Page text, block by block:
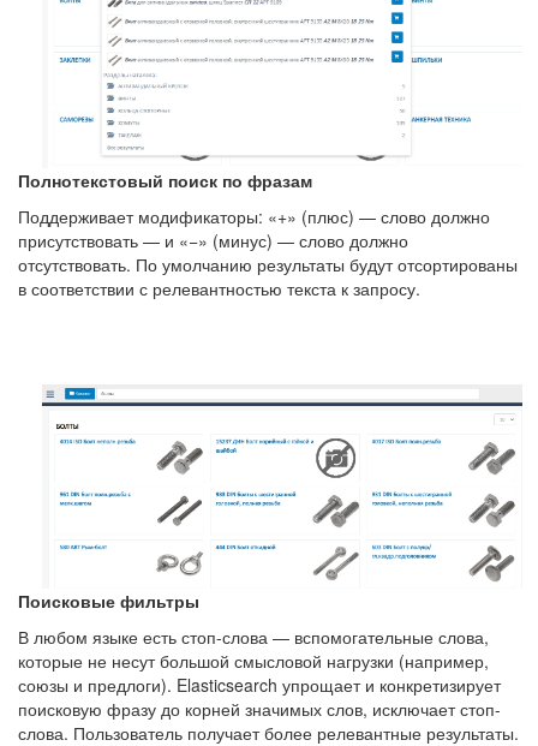
Полнотекстовый поиск по фразам
Поддерживает модификаторы: «+» (плюс) — слово должно
присутствовать — и «−» (минус) — слово должно
отсутствовать. По умолчанию результаты будут отсортированы
в соответствии с релевантностью текста к запросу.
Поисковые фильтры
В любом языке есть стоп-слова — вспомогательные слова,
которые не несут большой смысловой нагрузки (например,
союзы и предлоги). Elasticsearch упрощает и конкретизирует
поисковую фразу до корней значимых слов, исключает стоп-
слова. Пользователь получает более релевантные результаты.